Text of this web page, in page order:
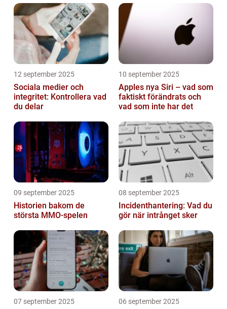
12 september 2025
Sociala medier och
integritet: Kontrollera vad
du delar
10 september 2025
Apples nya Siri – vad som
faktiskt förändrats och
vad som inte har det
09 september 2025
Historien bakom de
största MMO-spelen
08 september 2025
Incidenthantering: Vad du
gör när intrånget sker
07 september 2025 06 september 2025